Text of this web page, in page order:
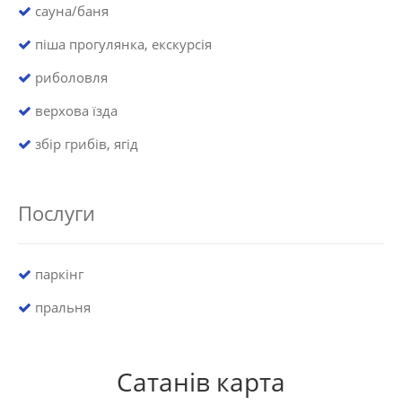
сауна/баня
піша прогулянка, екскурсія
риболовля
верхова їзда
збір грибів, ягід
Послуги
паркінг
пральня
Сатанів карта